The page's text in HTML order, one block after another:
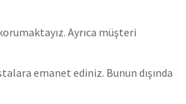
Ayrıca müşteri
emanet ediniz. Bunun dışında